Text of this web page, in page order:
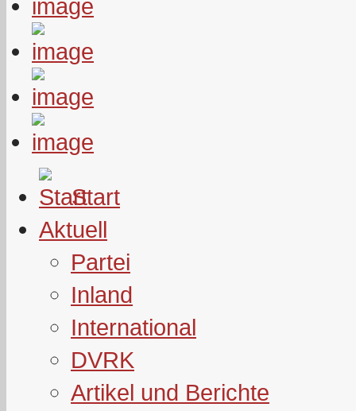
Start
Aktuell
Partei
Inland
International
DVRK
Artikel und Berichte